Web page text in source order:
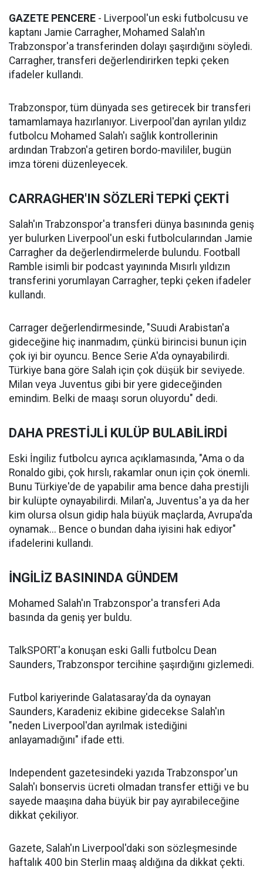
GAZETE PENCERE - Liverpool'un eski futbolcusu ve
kaptanı Jamie Carragher, Mohamed Salah'ın
Trabzonspor'a transferinden dolayı şaşırdığını söyledi.
Carragher, transferi değerlendirirken tepki çeken
ifadeler kullandı.
Trabzonspor, tüm dünyada ses getirecek bir transferi
tamamlamaya hazırlanıyor. Liverpool'dan ayrılan yıldız
futbolcu Mohamed Salah'ı sağlık kontrollerinin
ardından Trabzon'a getiren bordo-mavililer, bugün
imza töreni düzenleyecek.
CARRAGHER'IN SÖZLERİ TEPKİ ÇEKTİ
Salah'ın Trabzonspor'a transferi dünya basınında geniş
yer bulurken Liverpool'un eski futbolcularından Jamie
Carragher da değerlendirmelerde bulundu. Football
Ramble isimli bir podcast yayınında Mısırlı yıldızın
transferini yorumlayan Carragher, tepki çeken ifadeler
kullandı.
Carrager değerlendirmesinde, "Suudi Arabistan'a
gideceğine hiç inanmadım, çünkü birincisi bunun için
çok iyi bir oyuncu. Bence Serie A'da oynayabilirdi.
Türkiye bana göre Salah için çok düşük bir seviyede.
Milan veya Juventus gibi bir yere gideceğinden
emindim. Belki de maaşı sorun oluyordu" dedi.
DAHA PRESTİJLİ KULÜP BULABİLİRDİ
Eski İngiliz futbolcu ayrıca açıklamasında, "Ama o da
Ronaldo gibi, çok hırslı, rakamlar onun için çok önemli.
Bunu Türkiye'de de yapabilir ama bence daha prestijli
bir kulüpte oynayabilirdi. Milan'a, Juventus'a ya da her
kim olursa olsun gidip hala büyük maçlarda, Avrupa'da
oynamak... Bence o bundan daha iyisini hak ediyor"
ifadelerini kullandı.
İNGİLİZ BASININDA GÜNDEM
Mohamed Salah'ın Trabzonspor'a transferi Ada
basında da geniş yer buldu.
TalkSPORT'a konuşan eski Galli futbolcu Dean
Saunders, Trabzonspor tercihine şaşırdığını gizlemedi.
Futbol kariyerinde Galatasaray'da da oynayan
Saunders, Karadeniz ekibine gidecekse Salah'ın
"neden Liverpool'dan ayrılmak istediğini
anlayamadığını" ifade etti.
Independent gazetesindeki yazıda Trabzonspor'un
Salah'ı bonservis ücreti olmadan transfer ettiği ve bu
sayede maaşına daha büyük bir pay ayırabileceğine
dikkat çekiliyor.
Gazete, Salah'ın Liverpool'daki son sözleşmesinde
haftalık 400 bin Sterlin maaş aldığına da dikkat çekti.